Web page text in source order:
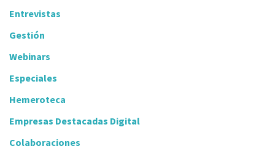
Entrevistas
Gestión
Webinars
Especiales
Hemeroteca
Empresas Destacadas Digital
Colaboraciones